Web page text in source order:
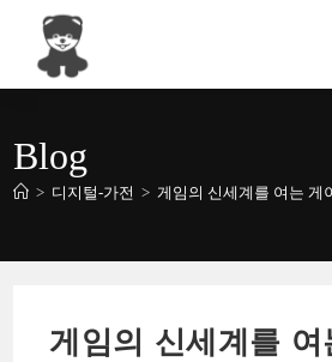
content
Blog
> 디지털-가전 > 게임의 신세계를 여는 게
게임의 신세계를 여